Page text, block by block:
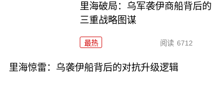
里海破局：乌军袭伊商船背后的
三重战略图谋
最热 阅读 6712
里海惊雷：乌袭伊船背后的对抗升级逻辑